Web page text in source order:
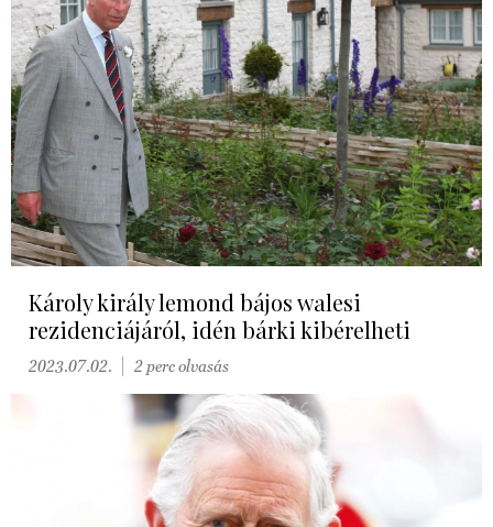
Károly király lemond bájos walesi
rezidenciájáról, idén bárki kibérelheti
2023.07.02. 2 perc olvasás